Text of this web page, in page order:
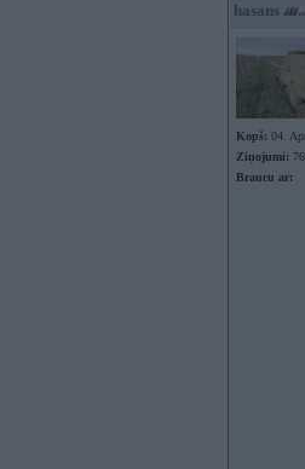
hasans
Kopš: 04.
Ziņojumi:
Braucu ar: